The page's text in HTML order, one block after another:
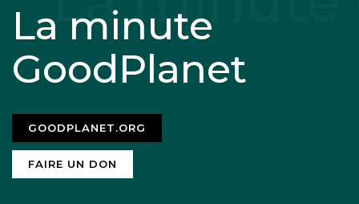
La minute
GoodPlanet
GOODPLANET.ORG
FAIRE UN DON